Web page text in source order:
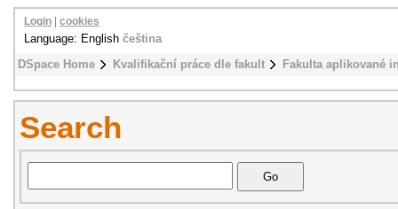
DSpace Home Kvalifikační práce dle fakult Fakulta aplikované
Login cookies
Language: English čeština
Search